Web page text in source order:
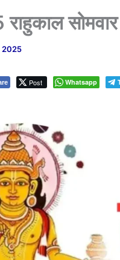
सोमवार
2025
Post Whatsapp